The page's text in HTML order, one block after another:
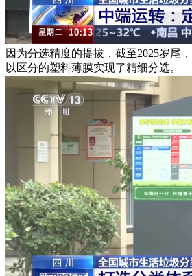
因为分选精度的提拔，截至2025岁尾
以区分的塑料薄膜实现了精细分选。